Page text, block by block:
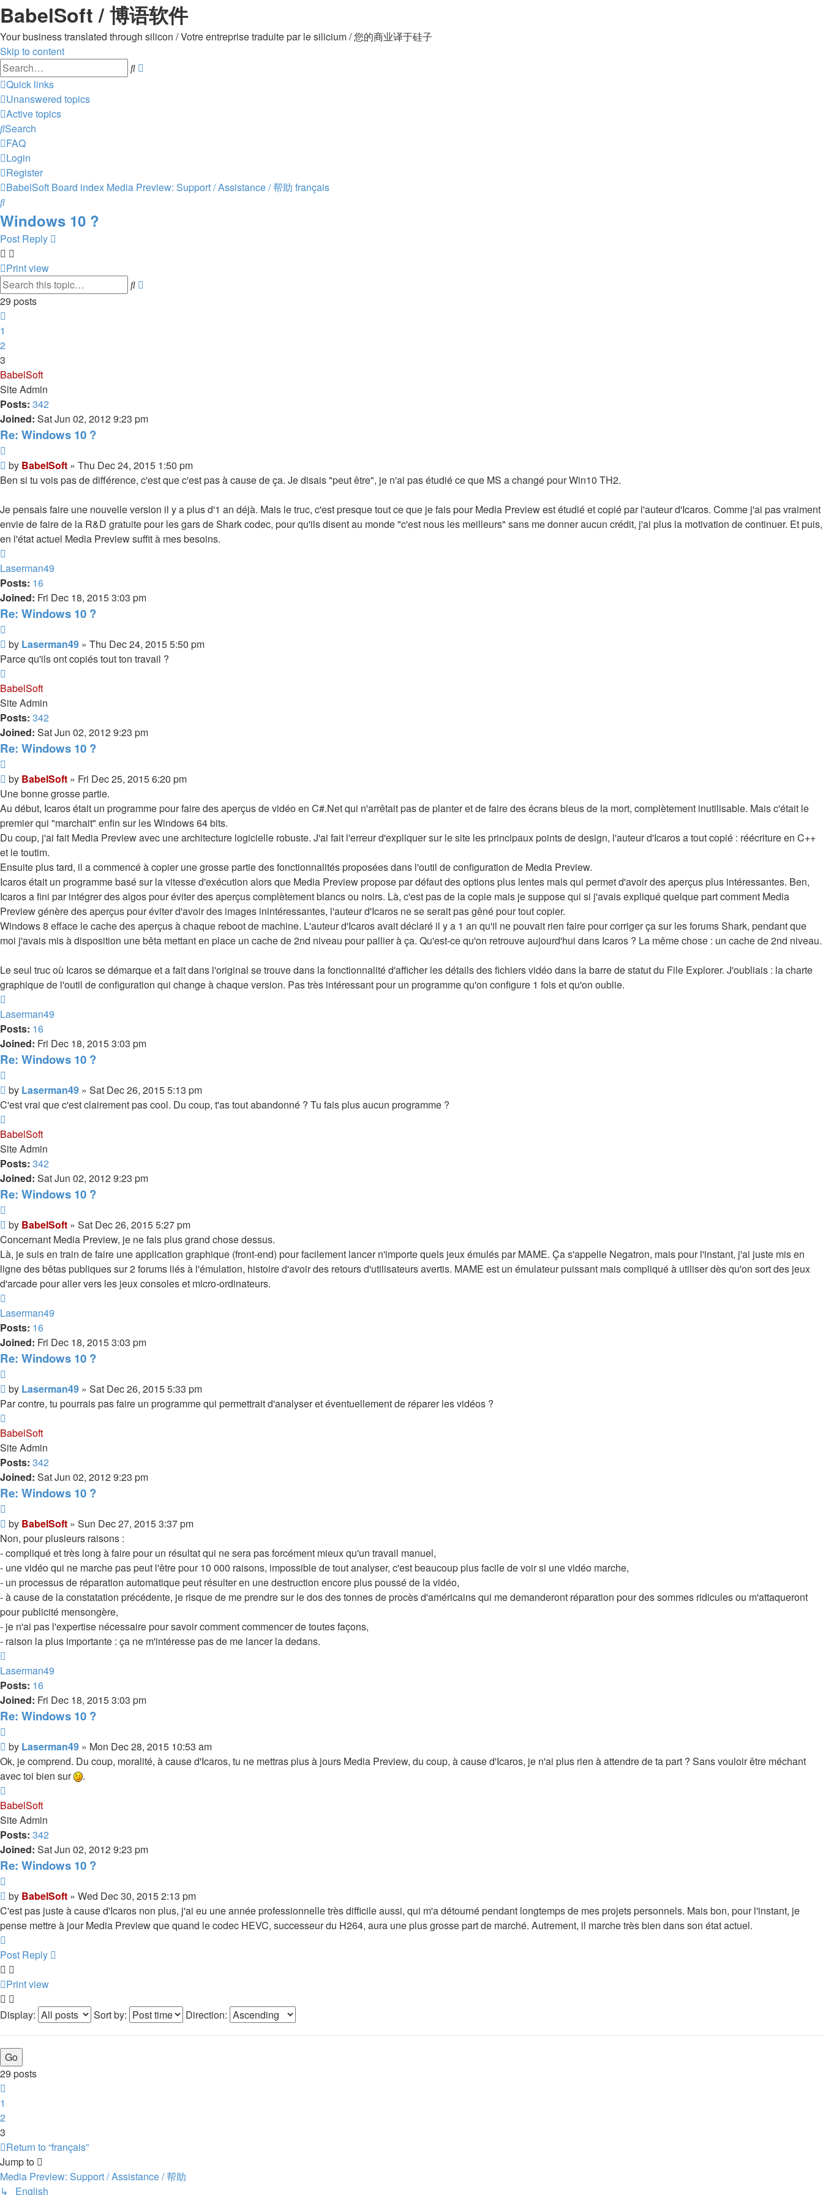
BabelSoft / 博语软件
Your business translated through silicon / Votre entreprise traduite par le silicium / 您的商业译于硅子
Skip to content
Search
Quick links
Unanswered topics
Active topics
Search
FAQ
Login
Register
BabelSoft Board index Media Preview: Support / Assistance / 帮助 français
Search
Windows 10 ?
Post Reply
Print view
Search
29 posts
1
2
3
BabelSoft
Site Admin
Posts: 342
Joined: Sat Jun 02, 2012 9:23 pm
Re: Windows 10 ?
Post
by BabelSoft » Thu Dec 24, 2015 1:50 pm
Ben si tu vois pas de différence, c'est que c'est pas à cause de ça. Je disais "peut être", je n'ai pas étudié ce que MS a changé pour Win10 TH2.
Je pensais faire une nouvelle version il y a plus d'1 an déjà. Mais le truc, c'est presque tout ce que je fais pour Media Preview est étudié et copié par l'auteur d'Icaros. Comme j'ai pas vraiment
envie de faire de la R&D gratuite pour les gars de Shark codec, pour qu'ils disent au monde "c'est nous les meilleurs" sans me donner aucun crédit, j'ai plus la motivation de continuer. Et puis,
en l'état actuel Media Preview suffit à mes besoins.
Laserman49
Posts: 16
Joined: Fri Dec 18, 2015 3:03 pm
Re: Windows 10 ?
Post
by Laserman49 » Thu Dec 24, 2015 5:50 pm
Parce qu'ils ont copiés tout ton travail ?
BabelSoft
Site Admin
Posts: 342
Joined: Sat Jun 02, 2012 9:23 pm
Re: Windows 10 ?
Post
by BabelSoft » Fri Dec 25, 2015 6:20 pm
Une bonne grosse partie.
Au début, Icaros était un programme pour faire des aperçus de vidéo en C#.Net qui n'arrêtait pas de planter et de faire des écrans bleus de la mort, complètement inutilisable. Mais c'était le
premier qui "marchait" enfin sur les Windows 64 bits.
Du coup, j'ai fait Media Preview avec une architecture logicielle robuste. J'ai fait l'erreur d'expliquer sur le site les principaux points de design, l'auteur d'Icaros a tout copié : réécriture en C++
et le toutim.
Ensuite plus tard, il a commencé à copier une grosse partie des fonctionnalités proposées dans l'outil de configuration de Media Preview.
Icaros était un programme basé sur la vitesse d'exécution alors que Media Preview propose par défaut des options plus lentes mais qui permet d'avoir des aperçus plus intéressantes. Ben,
Icaros a fini par intégrer des algos pour éviter des aperçus complètement blancs ou noirs. Là, c'est pas de la copie mais je suppose qui si j'avais expliqué quelque part comment Media
Preview génère des aperçus pour éviter d'avoir des images inintéressantes, l'auteur d'Icaros ne se serait pas gêné pour tout copier.
Windows 8 efface le cache des aperçus à chaque reboot de machine. L'auteur d'Icaros avait déclaré il y a 1 an qu'il ne pouvait rien faire pour corriger ça sur les forums Shark, pendant que
moi j'avais mis à disposition une bêta mettant en place un cache de 2nd niveau pour pallier à ça. Qu'est-ce qu'on retrouve aujourd'hui dans Icaros ? La même chose : un cache de 2nd niveau.
Le seul truc où Icaros se démarque et a fait dans l'original se trouve dans la fonctionnalité d'afficher les détails des fichiers vidéo dans la barre de statut du File Explorer. J'oubliais : la charte
graphique de l'outil de configuration qui change à chaque version. Pas très intéressant pour un programme qu'on configure 1 fois et qu'on oublie.
Laserman49
Posts: 16
Joined: Fri Dec 18, 2015 3:03 pm
Re: Windows 10 ?
Post
by Laserman49 » Sat Dec 26, 2015 5:13 pm
C'est vrai que c'est clairement pas cool. Du coup, t'as tout abandonné ? Tu fais plus aucun programme ?
BabelSoft
Site Admin
Posts: 342
Joined: Sat Jun 02, 2012 9:23 pm
Re: Windows 10 ?
Post
by BabelSoft » Sat Dec 26, 2015 5:27 pm
Concernant Media Preview, je ne fais plus grand chose dessus.
Là, je suis en train de faire une application graphique (front-end) pour facilement lancer n'importe quels jeux émulés par MAME. Ça s'appelle Negatron, mais pour l'instant, j'ai juste mis en
ligne des bêtas publiques sur 2 forums liés à l'émulation, histoire d'avoir des retours d'utilisateurs avertis. MAME est un émulateur puissant mais compliqué à utiliser dès qu'on sort des jeux
d'arcade pour aller vers les jeux consoles et micro-ordinateurs.
Laserman49
Posts: 16
Joined: Fri Dec 18, 2015 3:03 pm
Re: Windows 10 ?
Post
by Laserman49 » Sat Dec 26, 2015 5:33 pm
Par contre, tu pourrais pas faire un programme qui permettrait d'analyser et éventuellement de réparer les vidéos ?
BabelSoft
Site Admin
Posts: 342
Joined: Sat Jun 02, 2012 9:23 pm
Re: Windows 10 ?
Post
by BabelSoft » Sun Dec 27, 2015 3:37 pm
Non, pour plusieurs raisons :
- compliqué et très long à faire pour un résultat qui ne sera pas forcément mieux qu'un travail manuel,
- une vidéo qui ne marche pas peut l'être pour 10 000 raisons, impossible de tout analyser, c'est beaucoup plus facile de voir si une vidéo marche,
- un processus de réparation automatique peut résulter en une destruction encore plus poussé de la vidéo,
- à cause de la constatation précédente, je risque de me prendre sur le dos des tonnes de procès d'américains qui me demanderont réparation pour des sommes ridicules ou m'attaqueront
pour publicité mensongère,
- je n'ai pas l'expertise nécessaire pour savoir comment commencer de toutes façons,
- raison la plus importante : ça ne m'intéresse pas de me lancer la dedans.
Laserman49
Posts: 16
Joined: Fri Dec 18, 2015 3:03 pm
Re: Windows 10 ?
Post
by Laserman49 » Mon Dec 28, 2015 10:53 am
Ok, je comprend. Du coup, moralité, à cause d'Icaros, tu ne mettras plus à jours Media Preview, du coup, à cause d'Icaros, je n'ai plus rien à attendre de ta part ? Sans vouloir être méchant
avec toi bien sur
.
BabelSoft
Site Admin
Posts: 342
Joined: Sat Jun 02, 2012 9:23 pm
Re: Windows 10 ?
Post
by BabelSoft » Wed Dec 30, 2015 2:13 pm
C'est pas juste à cause d'Icaros non plus, j'ai eu une année professionnelle très difficile aussi, qui m'a détourné pendant longtemps de mes projets personnels. Mais bon, pour l'instant, je
pense mettre à jour Media Preview que quand le codec HEVC, successeur du H264, aura une plus grosse part de marché. Autrement, il marche très bien dans son état actuel.
Post Reply
Print view
Display: Sort by: Direction:
29 posts
1
2
3
Return to “français”
Jump to
Media Preview: Support / Assistance / 帮助
↳ English